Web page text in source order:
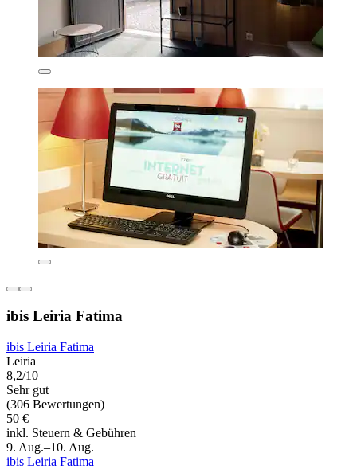
ibis Leiria Fatima
ibis Leiria Fatima
Leiria
8,2/10
Sehr gut
(306 Bewertungen)
50 €
inkl. Steuern & Gebühren
9. Aug.–10. Aug.
ibis Leiria Fatima